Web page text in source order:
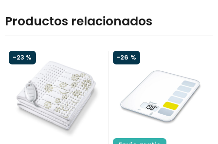
Productos relacionados
-23 % -26 %